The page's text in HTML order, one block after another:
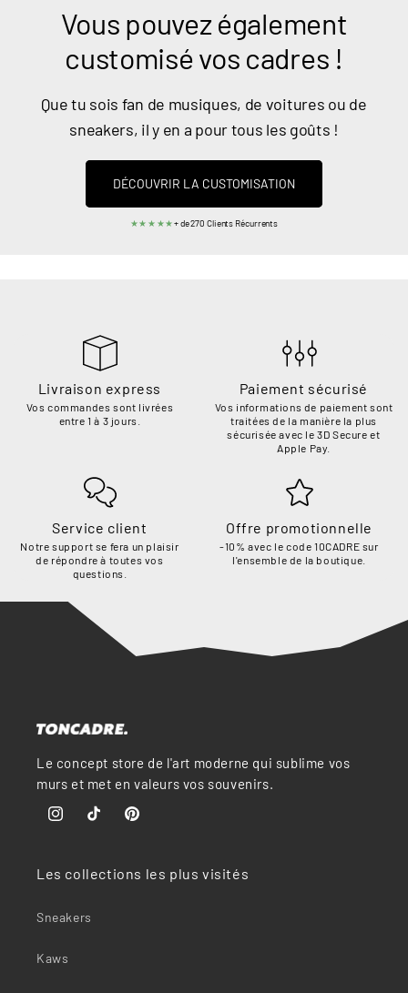
Vous pouvez également
customisé vos cadres !
Que tu sois fan de musiques, de voitures ou de
sneakers, il y en a pour tous les goûts !
DÉCOUVRIR LA CUSTOMISATION
★★★★★+ de 270 Clients Récurrents
Livraison express
Vos commandes sont livrées
entre 1 à 3 jours.
Paiement sécurisé
Vos informations de paiement sont
traitées de la manière la plus
sécurisée avec le 3D Secure et
Apple Pay.
Service client
Notre support se fera un plaisir
de répondre à toutes vos
questions.
Offre promotionnelle
-10% avec le code 10CADRE sur
l'ensemble de la boutique.
Le concept store de l'art moderne qui sublime vos
murs et met en valeurs vos souvenirs.
InstagramTikTok Pinterest
Les collections les plus visités
Sneakers
Kaws